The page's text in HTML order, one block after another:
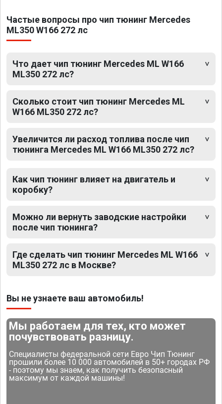
Частые вопросы про чип тюнинг Mercedes
ML350 W166 272 лс
Что дает чип тюнинг Mercedes ML W166
ML350 272 лс?
Сколько стоит чип тюнинг Mercedes ML
W166 ML350 272 лс?
Увеличится ли расход топлива после чип
тюнинга Mercedes ML W166 ML350 272 лс?
Как чип тюнинг влияет на двигатель и
коробку?
Можно ли вернуть заводские настройки
после чип тюнинга?
Где сделать чип тюнинг Mercedes ML W166
ML350 272 лс в Москве?
Вы не узнаете ваш автомобиль!
Мы работаем для тех, кто может
почувствовать разницу.
Специалисты федеральной сети Евро Чип Тюнинг
прошили более 10 000 автомобилей в 50+ городах РФ
- поэтому мы знаем, как получить безопасный
максимум от каждой машины!